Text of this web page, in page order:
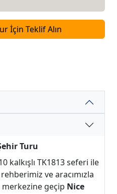
İçin Teklif Alın
Turu
kalkışlı TK1813 seferi ile
ve aracımızla
geçip Nice